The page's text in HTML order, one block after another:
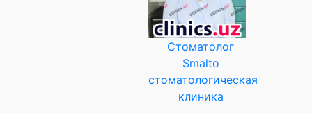
Стоматолог
Smalto
стоматологическая
клиника